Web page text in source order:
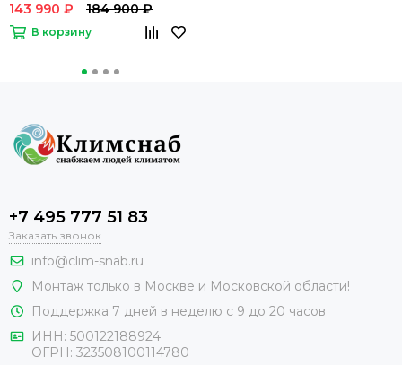
143 990 ₽ 184 900 ₽
В корзину
+7 495 777 51 83
Заказать звонок
info@clim-snab.ru
Монтаж только в Москве и Московской области!
Поддержка 7 дней в неделю с 9 до 20 часов
ИНН: 500122188924
ОГРН: 323508100114780